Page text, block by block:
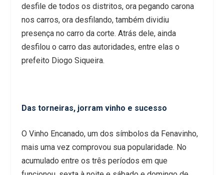
desfile de todos os distritos, ora pegando carona
nos carros, ora desfilando, também dividiu
presença no carro da corte. Atrás dele, ainda
desfilou o carro das autoridades, entre elas o
prefeito Diogo Siqueira.
Das torneiras, jorram vinho e sucesso
O Vinho Encanado, um dos símbolos da Fenavinho,
mais uma vez comprovou sua popularidade. No
acumulado entre os três períodos em que